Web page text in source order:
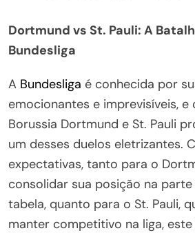
Dortmund vs St. Pauli: A
Bundesliga
A Bundesliga é conhecida por
emocionantes e imprevisíveis,
Borussia Dortmund e St. Pauli
um desses duelos eletrizantes.
expectativas, tanto para o
consolidar sua posição na
tabela, quanto para o St. Pauli,
manter competitivo na liga,